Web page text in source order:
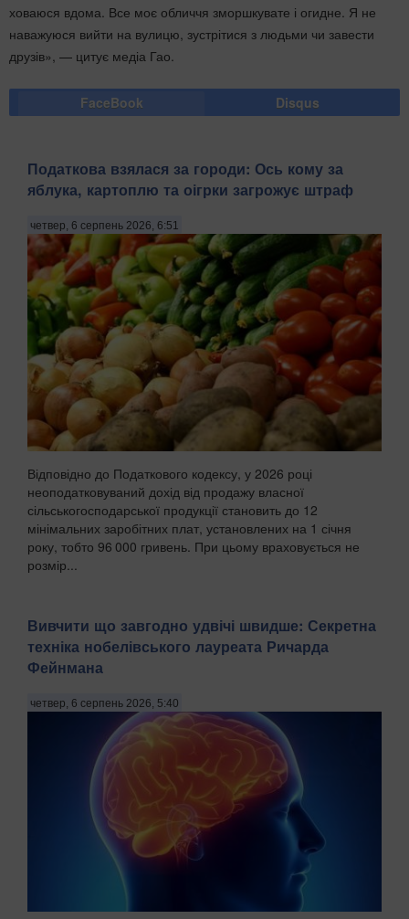
ховаюся вдома. Все моє обличчя зморшкувате і огидне. Я не
наважуюся вийти на вулицю, зустрітися з людьми чи завести
друзів», — цитує медіа Гао.
FaceBook Disqus
Податкова взялася за городи: Ось кому за
яблука, картоплю та оігрки загрожує штраф
четвер, 6 серпень 2026, 6:51
Відповідно до Податкового кодексу, у 2026 році
неоподатковуваний дохід від продажу власної
сільськогосподарської продукції становить до 12
мінімальних заробітних плат, установлених на 1 січня
року, тобто 96 000 гривень. При цьому враховується не
розмір...
Вивчити що завгодно удвічі швидше: Секретна
техніка нобелівського лауреата Ричарда
Фейнмана
четвер, 6 серпень 2026, 5:40